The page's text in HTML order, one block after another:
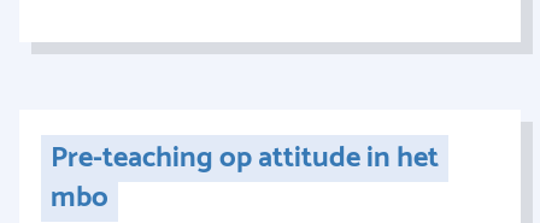
Pre-teaching op attitude in het
mbo